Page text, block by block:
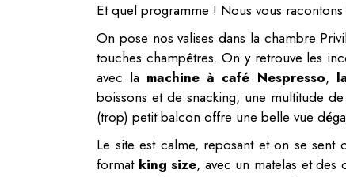
Et quel programme ! Nous vous
On pose nos valises dans la chambre
touches champêtres. On y retrouve les
avec la machine à café Nespresso,
boissons et de snacking, une multitude
(trop) petit balcon offre une belle vue
Le site est calme, reposant et on se
format king size, avec un matelas et des